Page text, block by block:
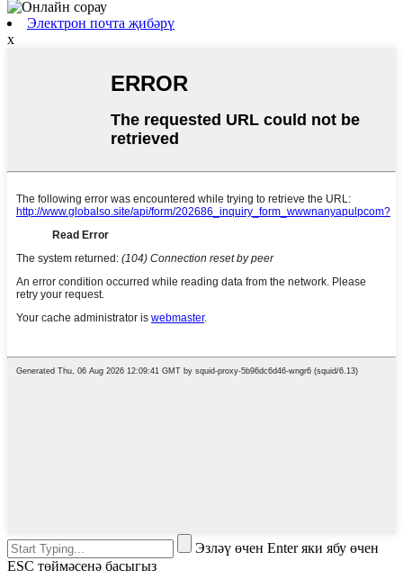
Электрон почта җибәрү
x
Эзләү өчен Enter яки ябу өчен
ESC төймәсенә басыгыз